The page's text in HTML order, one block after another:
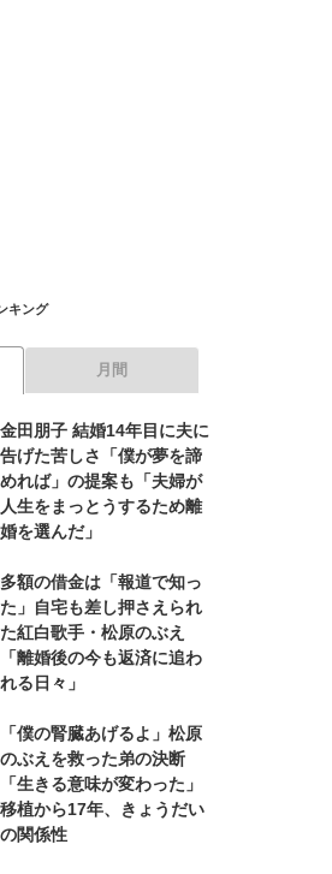
キング
月間
金田朋子 結婚14年目に夫に
告げた苦しさ「僕が夢を諦
めれば」の提案も「夫婦が
人生をまっとうするため離
婚を選んだ」
多額の借金は「報道で知っ
た」自宅も差し押さえられ
た紅白歌手・松原のぶえ
「離婚後の今も返済に追わ
れる日々」
「僕の腎臓あげるよ」松原
のぶえを救った弟の決断
「生きる意味が変わった」
移植から17年、きょうだい
の関係性